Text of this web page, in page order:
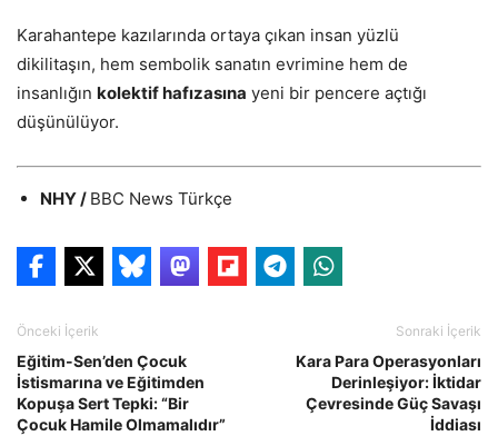
Karahantepe kazılarında ortaya çıkan insan yüzlü
dikilitaşın, hem sembolik sanatın evrimine hem de
insanlığın kolektif hafızasına yeni bir pencere açtığı
düşünülüyor.
NHY / BBC News Türkçe
Önceki İçerik
Eğitim-Sen’den Çocuk
İstismarına ve Eğitimden
Kopuşa Sert Tepki: “Bir
Çocuk Hamile Olmamalıdır”
Sonraki İçerik
Kara Para Operasyonları
Derinleşiyor: İktidar
Çevresinde Güç Savaşı
İddiası